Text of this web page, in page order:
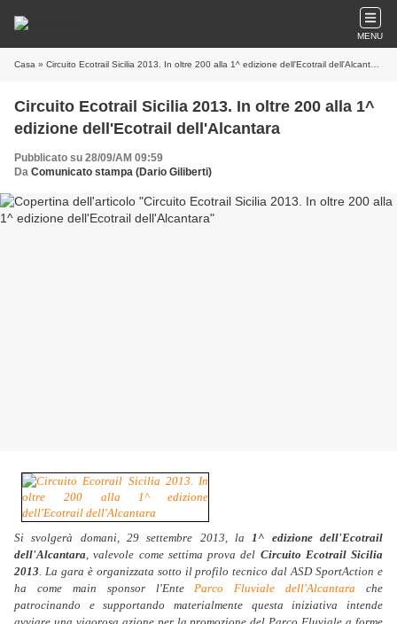
MENU
Casa » Circuito Ecotrail Sicilia 2013. In oltre 200 alla 1^ edizione dell'Ecotrail dell'Alcantara
Circuito Ecotrail Sicilia 2013. In oltre 200 alla 1^
edizione dell'Ecotrail dell'Alcantara
Pubblicato su 28/09/AM 09:59
Da Comunicato stampa (Dario Giliberti)
Si svolgerà domani, 29 settembre 2013, la1^ edizione dell'Ecotrail
dell'Alcantara, valevole come settima prova del Circuito Ecotrail Sicilia
2013. La gara è organizzata sotto il profilo tecnico dal ASD SportAction e
ha come main sponsor l'EnteParco Fluviale dell'Alcantara che
patrocinando e supportando materialmente questa iniziativa intende